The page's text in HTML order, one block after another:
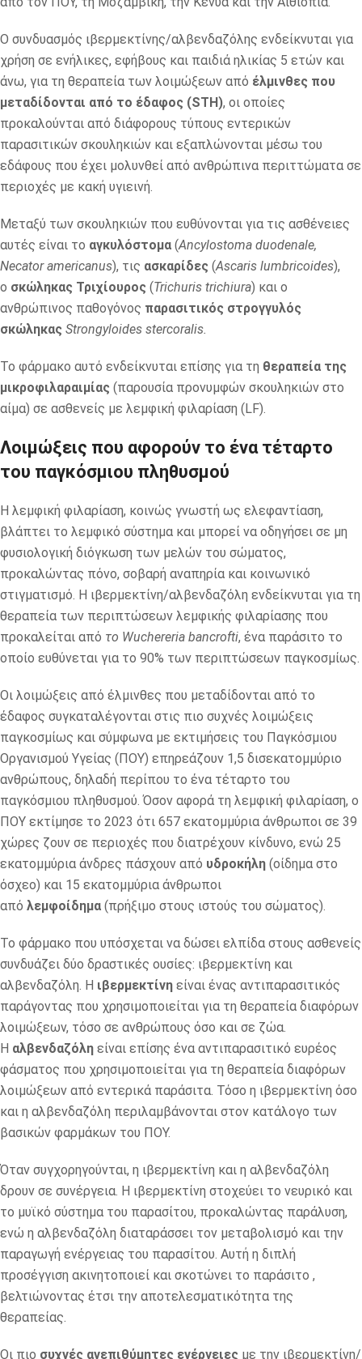
Ο συνδυασμός ιβερμεκτίνης/αλβενδαζόλης ενδείκνυται για
χρήση σε ενήλικες, εφήβους και παιδιά ηλικίας 5 ετών και
άνω, για τη θεραπεία των λοιμώξεων από έλμινθες που
μεταδίδονται από το έδαφος (STH), οι οποίες
προκαλούνται από διάφορους τύπους εντερικών
παρασιτικών σκουληκιών και εξαπλώνονται μέσω του
εδάφους που έχει μολυνθεί από ανθρώπινα περιττώματα σε
περιοχές με κακή υγιεινή.
Μεταξύ των σκουληκιών που ευθύνονται για τις ασθένειες
αυτές είναι το αγκυλόστομα (Ancylostoma duodenale,
Necator americanus), τις ασκαρίδες (Ascaris lumbricoides),
ο σκώληκας Τριχίουρος (Trichuris trichiura) και ο
ανθρώπινος παθογόνος παρασιτικός στρογγυλός
σκώληκας Strongyloides stercoralis.
Το φάρμακο αυτό ενδείκνυται επίσης για τη θεραπεία της
μικροφιλαραιμίας (παρουσία προνυμφών σκουληκιών στο
αίμα) σε ασθενείς με λεμφική φιλαρίαση (LF).
Λοιμώξεις που αφορούν το ένα τέταρτο
του παγκόσμιου πληθυσμού
Η λεμφική φιλαρίαση, κοινώς γνωστή ως ελεφαντίαση,
βλάπτει το λεμφικό σύστημα και μπορεί να οδηγήσει σε μη
φυσιολογική διόγκωση των μελών του σώματος,
προκαλώντας πόνο, σοβαρή αναπηρία και κοινωνικό
στιγματισμό. Η ιβερμεκτίνη/αλβενδαζόλη ενδείκνυται για τη
θεραπεία των περιπτώσεων λεμφικής φιλαρίασης που
προκαλείται από το Wuchereria bancrofti, ένα παράσιτο το
οποίο ευθύνεται για το 90% των περιπτώσεων παγκοσμίως.
Οι λοιμώξεις από έλμινθες που μεταδίδονται από το
έδαφος συγκαταλέγονται στις πιο συχνές λοιμώξεις
παγκοσμίως και σύμφωνα με εκτιμήσεις του Παγκόσμιου
Οργανισμού Υγείας (ΠΟΥ) επηρεάζουν 1,5 δισεκατομμύριο
ανθρώπους, δηλαδή περίπου το ένα τέταρτο του
παγκόσμιου πληθυσμού. Όσον αφορά τη λεμφική φιλαρίαση, ο
ΠΟΥ εκτίμησε το 2023 ότι 657 εκατομμύρια άνθρωποι σε 39
χώρες ζουν σε περιοχές που διατρέχουν κίνδυνο, ενώ 25
εκατομμύρια άνδρες πάσχουν από υδροκήλη (οίδημα στο
όσχεο) και 15 εκατομμύρια άνθρωποι
από λεμφοίδημα (πρήξιμο στους ιστούς του σώματος).
Το φάρμακο που υπόσχεται να δώσει ελπίδα στους ασθενείς
συνδυάζει δύο δραστικές ουσίες: ιβερμεκτίνη και
αλβενδαζόλη. Η ιβερμεκτίνη είναι ένας αντιπαρασιτικός
παράγοντας που χρησιμοποιείται για τη θεραπεία διαφόρων
λοιμώξεων, τόσο σε ανθρώπους όσο και σε ζώα.
Η αλβενδαζόλη είναι επίσης ένα αντιπαρασιτικό ευρέος
φάσματος που χρησιμοποιείται για τη θεραπεία διαφόρων
λοιμώξεων από εντερικά παράσιτα. Τόσο η ιβερμεκτίνη όσο
και η αλβενδαζόλη περιλαμβάνονται στον κατάλογο των
βασικών φαρμάκων του ΠΟΥ.
Όταν συγχορηγούνται, η ιβερμεκτίνη και η αλβενδαζόλη
δρουν σε συνέργεια. Η ιβερμεκτίνη στοχεύει το νευρικό και
το μυϊκό σύστημα του παρασίτου, προκαλώντας παράλυση,
ενώ η αλβενδαζόλη διαταράσσει τον μεταβολισμό και την
παραγωγή ενέργειας του παρασίτου. Αυτή η διπλή
προσέγγιση ακινητοποιεί και σκοτώνει το παράσιτο ,
βελτιώνοντας έτσι την αποτελεσματικότητα της
θεραπείας.
Οι πιο συχνές ανεπιθύμητες ενέργειες με την ιβερμεκτίνη/